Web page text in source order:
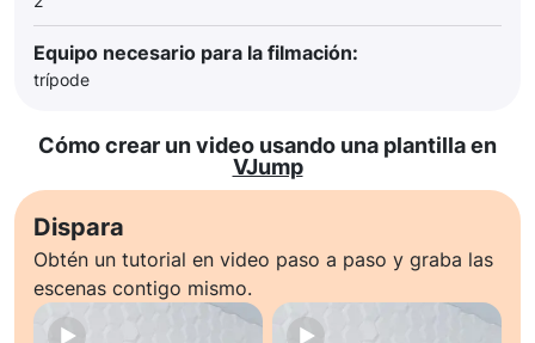
Equipo necesario para la filmación:
trípode
Cómo crear un video usando una plantilla en
VJump
Dispara
Obtén un tutorial en video paso a paso y graba las
escenas contigo mismo.